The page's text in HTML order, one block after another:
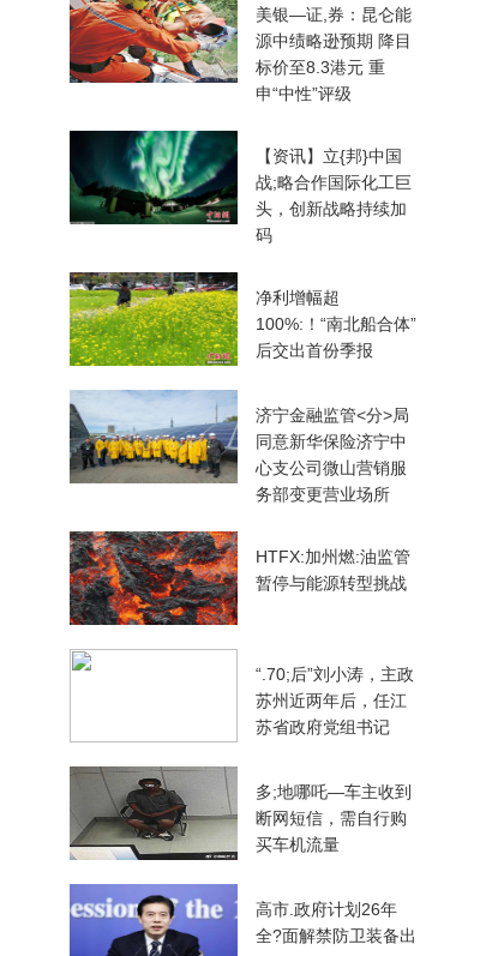
美银—证,券：昆仑能
源中绩略逊预期 降目
标价至8.3港元 重
申“中性”评级
【资讯】立{邦}中国
战;略合作国际化工巨
头，创新战略持续加
码
净利增幅超
100%:！“南北船合体”
后交出首份季报
济宁金融监管<分>局
同意新华保险济宁中
心支公司微山营销服
务部变更营业场所
HTFX:加州燃:油监管
暂停与能源转型挑战
“.70;后”刘小涛，主政
苏州近两年后，任江
苏省政府党组书记
多;地哪吒—车主收到
断网短信，需自行购
买车机流量
高市.政府计划26年
全?面解禁防卫装备出